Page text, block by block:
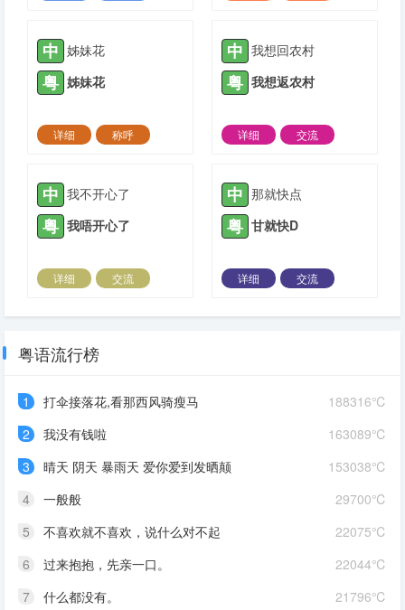
中 姊妹花
粤 姊妹花
详细
称呼
中 我想回农村
粤 我想返农村
详细
交流
中 我不开心了
粤 我唔开心了
详细
交流
中 那就快点
粤 甘就快D
详细
交流
粤语流行榜
188316℃
1
打伞接落花,看那西风骑瘦马
163089℃
2
我没有钱啦
153038℃
3
晴天 阴天 暴雨天 爱你爱到发晒颠
29700℃
4
一般般
22075℃
5
不喜欢就不喜欢，说什么对不起
22044℃
6
过来抱抱，先亲一口。
21796℃
7
什么都没有。